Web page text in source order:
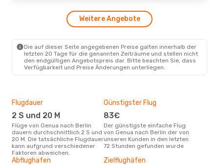
1 Zwischenstopp
Weitere Angebote
Die auf dieser Seite angegebenen Preise galten innerhalb der
letzten 20 Tage für die genannten Zeiträume und stellen nicht
den endgültigen Angebotspreis dar. Bitte beachten Sie, dass
Verfügbarkeit und Preise Änderungen unterliegen.
Flugdauer
2 S und 20 M
Flüge von Genua nach Berlin
dauern durchschnittlich 2 S und
20 M. Die tatsächliche Flugdauer
kann aufgrund verschiedener
Faktoren abweichen.
Günstigster Flug
83€
Der günstigste einfache Flug
von Genua nach Berlin der von
unseren Kunden in den letzten
72 Stunden gefunden wurde
Abflughafen Zielflughäfen